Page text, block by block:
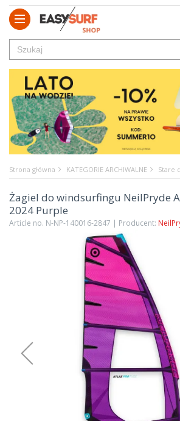
Strona główna KATEGORIE ARCHIWALNE Stare
Żagiel do windsurfingu NeilPryde
2024 Purple
Article no. N-NP-140016-2847 | Producent: